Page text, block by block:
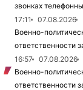
звонках
17:11
07.08.2026
Военно-
ответственности
16:57
07.08.2026
Военно-
ответственности